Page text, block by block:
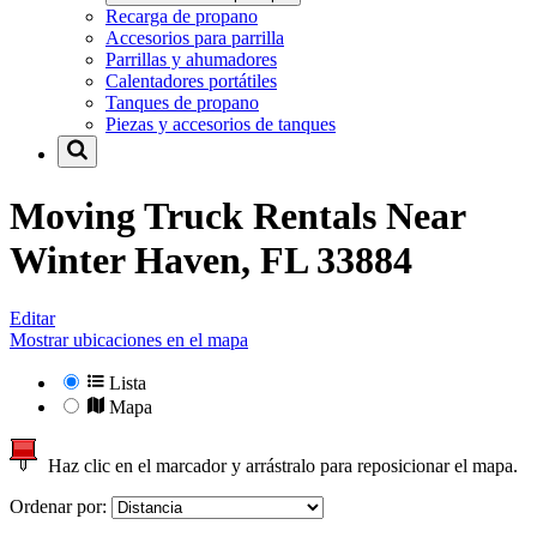
Recarga de propano
Accesorios para parrilla
Parrillas y ahumadores
Calentadores portátiles
Tanques de propano
Piezas y accesorios de tanques
Moving Truck Rentals Near
Winter Haven, FL 33884
Editar
Mostrar ubicaciones en el mapa
Lista
Mapa
Haz clic en el marcador y arrástralo para reposicionar el mapa.
Ordenar por: